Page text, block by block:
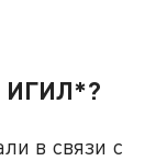
ИГИЛ*?
в связи с